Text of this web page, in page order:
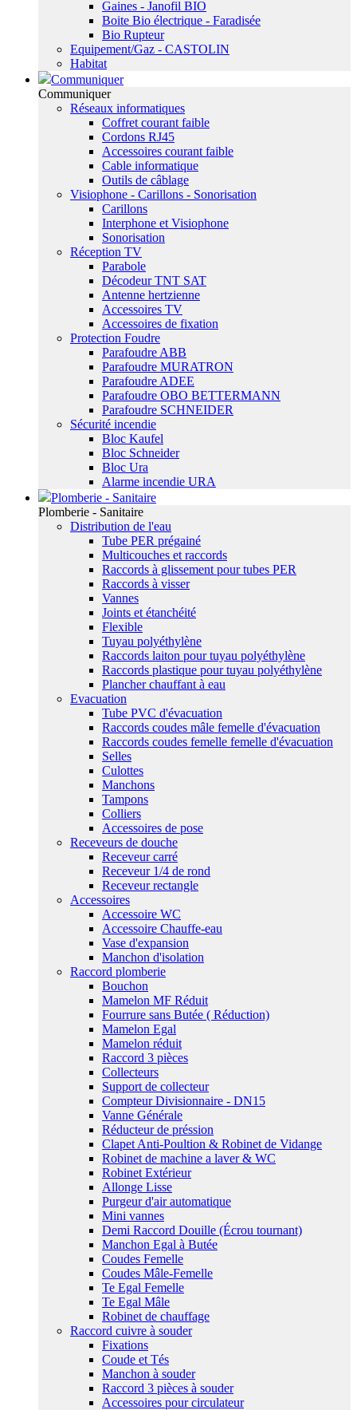
Gaines - Janofil BIO
Boite Bio électrique - Faradisée
Bio Rupteur
Equipement/Gaz - CASTOLIN
Habitat
Communiquer
Communiquer
Réseaux informatiques
Coffret courant faible
Cordons RJ45
Accessoires courant faible
Cable informatique
Outils de câblage
Visiophone - Carillons - Sonorisation
Carillons
Interphone et Visiophone
Sonorisation
Réception TV
Parabole
Décodeur TNT SAT
Antenne hertzienne
Accessoires TV
Accessoires de fixation
Protection Foudre
Parafoudre ABB
Parafoudre MURATRON
Parafoudre ADEE
Parafoudre OBO BETTERMANN
Parafoudre SCHNEIDER
Sécurité incendie
Bloc Kaufel
Bloc Schneider
Bloc Ura
Alarme incendie URA
Plomberie - Sanitaire
Plomberie - Sanitaire
Distribution de l'eau
Tube PER prégainé
Multicouches et raccords
Raccords à glissement pour tubes PER
Raccords à visser
Vannes
Joints et étanchéité
Flexible
Tuyau polyéthylène
Raccords laiton pour tuyau polyéthylène
Raccords plastique pour tuyau polyéthylène
Plancher chauffant à eau
Evacuation
Tube PVC d'évacuation
Raccords coudes mâle femelle d'évacuation
Raccords coudes femelle femelle d'évacuation
Selles
Culottes
Manchons
Tampons
Colliers
Accessoires de pose
Receveurs de douche
Receveur carré
Receveur 1/4 de rond
Receveur rectangle
Accessoires
Accessoire WC
Accessoire Chauffe-eau
Vase d'expansion
Manchon d'isolation
Raccord plomberie
Bouchon
Mamelon MF Réduit
Fourrure sans Butée ( Réduction)
Mamelon Egal
Mamelon réduit
Raccord 3 pièces
Collecteurs
Support de collecteur
Compteur Divisionnaire - DN15
Vanne Générale
Réducteur de préssion
Clapet Anti-Poultion & Robinet de Vidange
Robinet de machine a laver & WC
Robinet Extérieur
Allonge Lisse
Purgeur d'air automatique
Mini vannes
Demi Raccord Douille (Écrou tournant)
Manchon Egal à Butée
Coudes Femelle
Coudes Mâle-Femelle
Te Egal Femelle
Te Egal Mâle
Robinet de chauffage
Raccord cuivre à souder
Fixations
Coude et Tés
Manchon à souder
Raccord 3 pièces à souder
Accessoires pour circulateur